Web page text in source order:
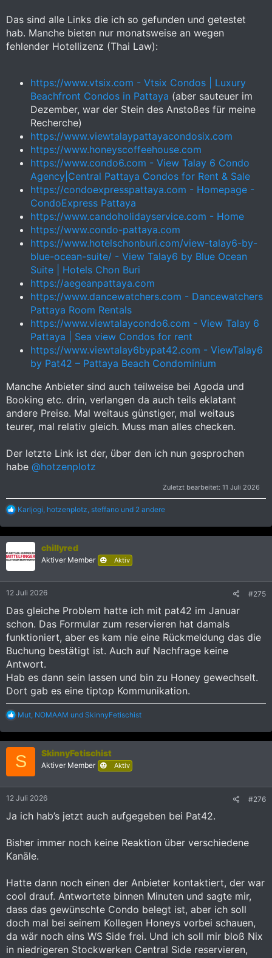
Ist aber einer der größeren Vermittler.
Ach ja. Die Kontaktformulare der Condos, als auch das normale
Formular auf der Webseite, bringen dieses Ergebnis, egal
welcher Browser:
Anhang anzeigen 2233664
Das sind alle Links die ich so gefunden und getestet
hab. Manche bieten nur monatsweise an wegen
fehlender Hotellizenz (Thai Law):
https://www.vtsix.com - Vtsix Condos | Luxury
Beachfront Condos in Pattaya (aber sauteuer im
Dezember, war der Stein des Anstoßes für meine
Recherche)
https://www.viewtalaypattayacondosix.com
https://www.honeyscoffeehouse.com
https://www.condo6.com - View Talay 6 Condo
Agency|Central Pattaya Condos for Rent & Sale
https://condoexpresspattaya.com - Homepage -
CondoExpress Pattaya
https://www.candoholidayservice.com - Home
https://www.condo-pattaya.com
https://www.hotelschonburi.com/view-talay6-by-
blue-ocean-suite/ - View Talay6 by Blue Ocean
Suite | Hotels Chon Buri
https://aegeanpattaya.com
https://www.dancewatchers.com - Dancewatchers
Pattaya Room Rentals
https://www.viewtalaycondo6.com - View Talay 6
Pattaya | Sea view Condos for rent
https://www.viewtalay6bypat42.com - ViewTalay6
by Pat42 – Pattaya Beach Condominium
Manche Anbieter sind auch teilweise bei Agoda und
Booking etc. drin, verlangen da auch teils eklatant
andere Preise. Mal weitaus günstiger, mal weitaus
teurer, mal relativ gleich. Muss man alles checken.
Der letzte Link ist der, über den ich nun gesprochen
habe @hotzenplotz
Zuletzt bearbeitet: 11 Juli 2026
R
a
k
i
n
Karljogi hotzenplotz steffano und 2 andere
chillyred
Aktiver Member Aktiv
12 Juli 2026 #275
Das gleiche Problem hatte ich mit pat42 im Januar
schon. Das Formular zum reservieren hat damals
funktioniert, aber es kam nie eine Rückmeldung das die
Buchung bestätigt ist. Auch auf Nachfrage keine
Antwort.
Hab es dann sein lassen und bin zu Honey gewechselt.
Dort gab es eine tiptop Kommunikation.
R
a
k
i
n
Mut NOMAAM und SkinnyFetischist
S SkinnyFetischist
Aktiver Member Aktiv
12 Juli 2026 #276
Ja ich hab’s jetzt auch aufgegeben bei Pat42.
Bisher immer noch keine Reaktion über verschiedene
Kanäle.
Hatte dann noch einen der Anbieter kontaktiert, der war
cool drauf. Antwortete binnen Minuten und sagte mir,
dass das gewünschte Condo belegt ist, aber ich soll
doch mal bei seinem Kollegen Honeys vorbei schauen,
da wär noch eins WS Side frei. Und ich soll mir bloß Nix
in niedrigeren Stockwerken Central Side reservieren,